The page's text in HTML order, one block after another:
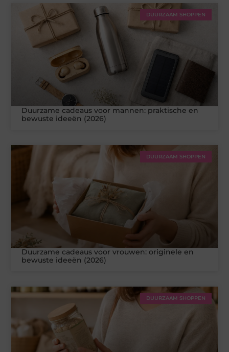
DUURZAAM SHOPPEN
Duurzame cadeaus voor mannen: praktische en
bewuste ideeën (2026)
DUURZAAM SHOPPEN
Duurzame cadeaus voor vrouwen: originele en
bewuste ideeën (2026)
DUURZAAM SHOPPEN